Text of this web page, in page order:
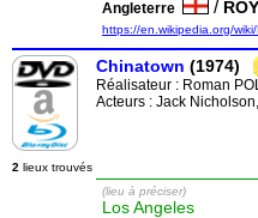
Angleterre /
https://en.wikipedia.org/
Chinatown (1974)
Réalisateur : Roman
Acteurs : Jack
2 lieux trouvés
(lieu à préciser)
Los Angeles